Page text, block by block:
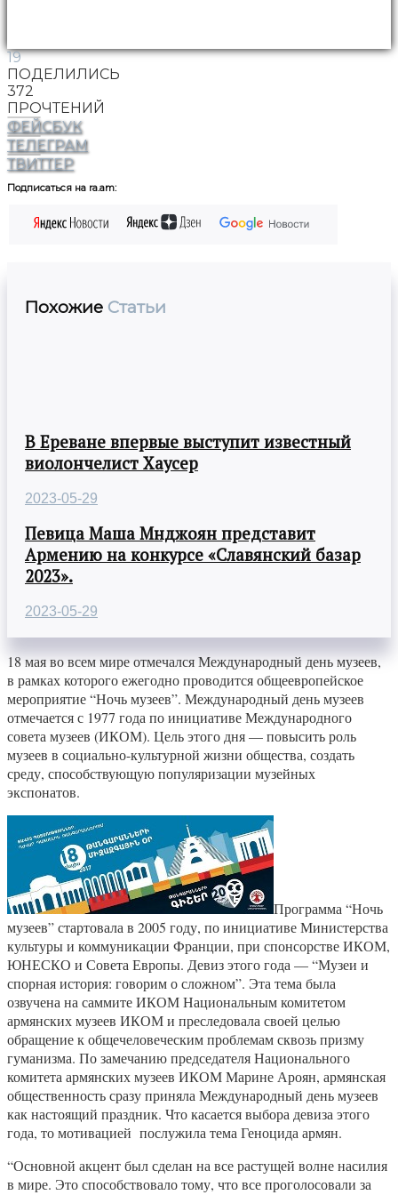
19
ПОДЕЛИЛИСЬ
372
ПРОЧТЕНИЙ
ФЕЙСБУК
ТЕЛЕГРАМ
ТВИТТЕР
Подписаться на ra.am:
Похожие Статьи
В Ереване впервые выступит известный
виолончелист Хаусер
2023-05-29
Певица Маша Мнджоян представит
Армению на конкурсе «Славянский базар
2023».
2023-05-29
18 мая во всем мире отмечался Международный день музеев,
в рамках которого ежегодно проводится общеевропейское
мероприятие “Ночь музеев”. Международный день музеев
отмечается с 1977 года по инициативе Международного
совета музеев (ИКОМ). Цель этого дня — повысить роль
музеев в социально-культурной жизни общества, создать
среду, способствующую популяризации музейных
экспонатов.
Программа “Ночь
музеев” стартовала в 2005 году, по инициативе Министерства
культуры и коммуникации Франции, при спонсорстве ИКОМ,
ЮНЕСКО и Совета Европы. Девиз этого года — “Музеи и
спорная история: говорим о сложном”. Эта тема была
озвучена на саммите ИКОМ Национальным комитетом
армянских музеев ИКОМ и преследовала своей целью
обращение к общечеловеческим проблемам сквозь призму
гуманизма. По замечанию председателя Национального
комитета армянских музеев ИКОМ Марине Ароян, армянская
общественность сразу приняла Международный день музеев
как настоящий праздник. Что касается выбора девиза этого
года, то мотивацией послужила тема Геноцида армян.
“Основной акцент был сделан на все растущей волне насилия
в мире. Это способствовало тому, что все проголосовали за